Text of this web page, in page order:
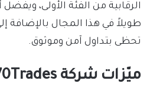
الرقابية من الفئة الأولى،
طويلاً في هذا المجال بالإضافة
تحظى بتداول آمن وموثوق.
ميّزات شركة 70Trades